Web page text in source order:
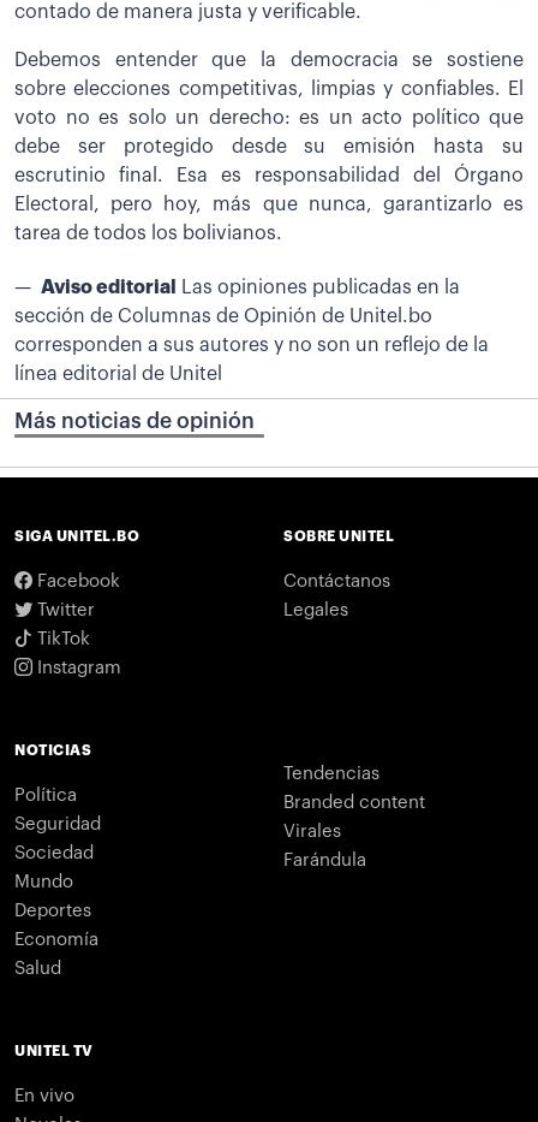
contado de manera justa y verificable.
Debemos entender que la democracia se sostiene
sobre elecciones competitivas, limpias y confiables. El
voto no es solo un derecho: es un acto político que
debe ser protegido desde su emisión hasta su
escrutinio final. Esa es responsabilidad del Órgano
Electoral, pero hoy, más que nunca, garantizarlo es
tarea de todos los bolivianos.
Aviso editorial
Las opiniones publicadas en la
sección de Columnas de Opinión de Unitel.bo
corresponden a sus autores y no son un reflejo de la
línea editorial de Unitel
Más noticias de opinión
SIGA UNITEL.BO
Facebook
Twitter
TikTok
Instagram
SOBRE UNITEL
Contáctanos
Legales
NOTICIAS
Política
Seguridad
Sociedad
Mundo
Deportes
Economía
Salud
Tendencias
Branded content
Virales
Farándula
UNITEL TV
En vivo